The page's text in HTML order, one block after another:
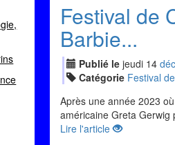
Festival de
Barbie...
Publié le jeudi 14 déc
Catégorie Festival
Après une année 2023
américaine Greta Gerwig
Lire l'article